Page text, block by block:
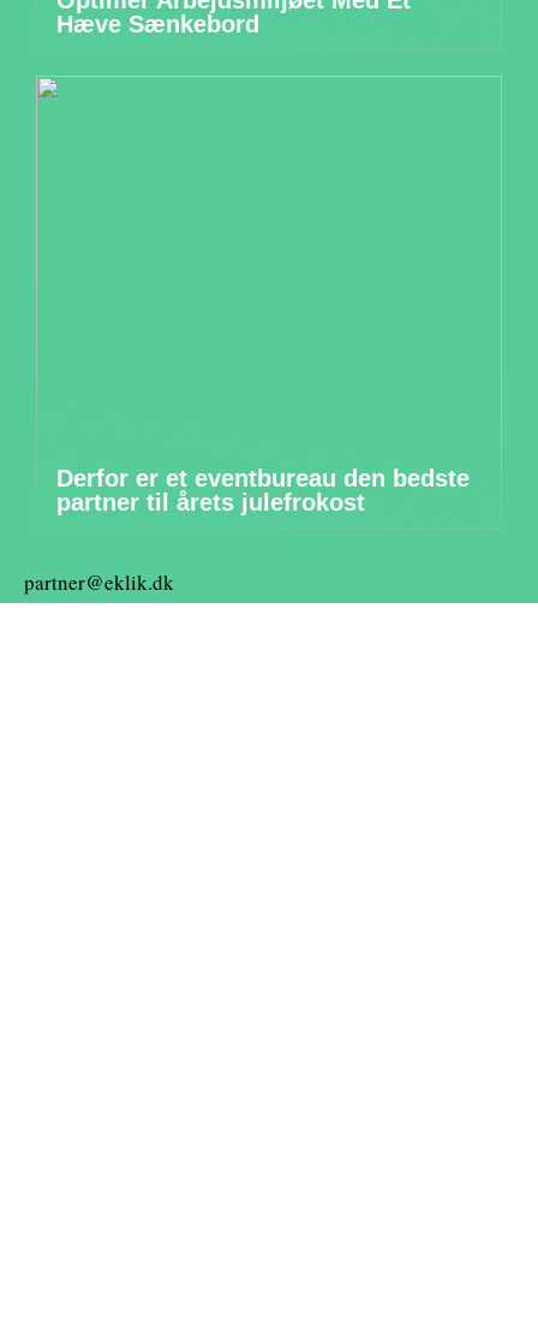
Hæve Sænkebord
Derfor er et eventbureau den bedste
partner til årets julefrokost
partner@eklik.dk